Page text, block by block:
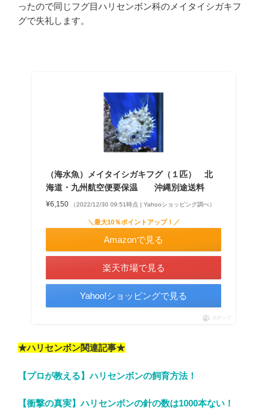
ったので同じフグ目ハリセンボン科のメイタイシガキフ
グで失礼します。
（海水魚）メイタイシガキフグ（１匹） 北
海道・九州航空便要保温 沖縄別途送料
¥6,150 （2022/12/30 09:51時点 | Yahooショッピング調べ）
＼最大10％ポイントアップ！／
Amazonで見る
楽天市場で見る
Yahoo!ショッピングで見る
ポチップ
★ハリセンボン関連記事★
【プロが教える】ハリセンボンの飼育方法！
【衝撃の真実】ハリセンボンの針の数は1000本ない！